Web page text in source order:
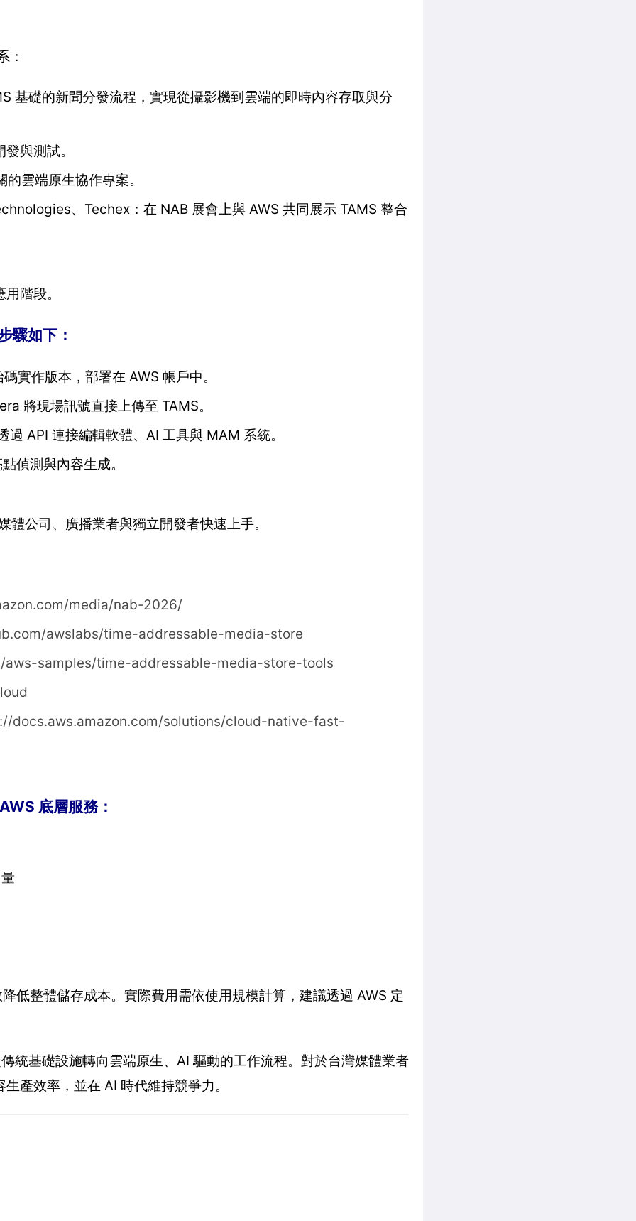
：
基礎的新聞分發流程，實現從攝影機到雲端的即時內容存取與分
與測試。
雲端原生協作專案。
、Techex：在 NAB 展會上與 AWS 共同展示 TAMS 整合
階段。
驟如下：
實作版本，部署在 AWS 帳戶中。
將現場訊號直接上傳至 TAMS。
API 連接編輯軟體、AI 工具與 MAM 系統。
偵測與內容生成。
公司、廣播業者與獨立開發者快速上手。
media/nab-2026/
awslabs/time-addressable-media-store
samples/time-addressable-media-store-tools
docs.aws.amazon.com/solutions/cloud-native-fast-
底層服務：
低整體儲存成本。實際費用需依使用規模計算，建議透過 AWS 定
統基礎設施轉向雲端原生、AI 驅動的工作流程。對於台灣媒體業者
產效率，並在 AI 時代維持競爭力。